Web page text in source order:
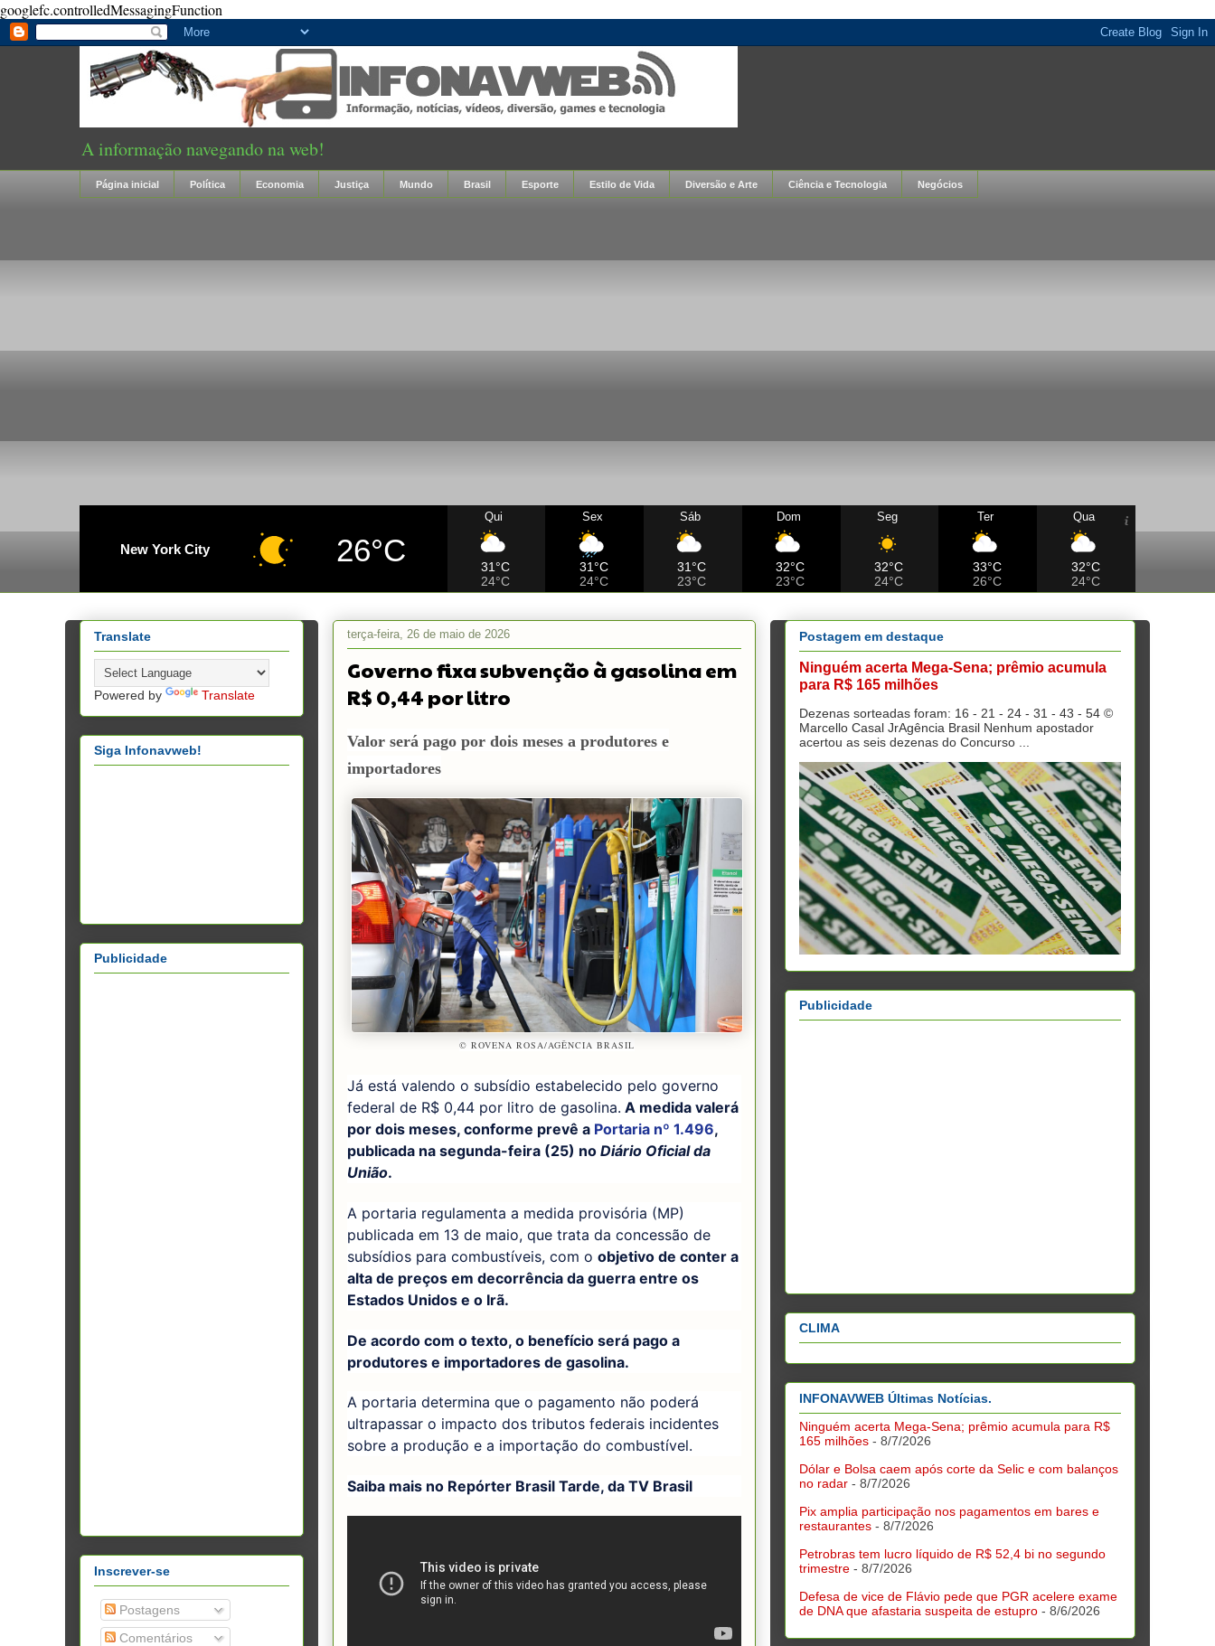
googlefc.controlledMessagingFunction
A informação navegando na web!
Página inicial Política Economia Justiça Mundo Brasil Esporte Estilo de Vida Diversão e Arte Ciência e Tecnologia Negócios
New York City 26°C
Qui
31°C
24°C
Sex
31°C
24°C
Sáb
31°C
23°C
Dom
32°C
23°C
Seg
32°C
24°C
Ter
33°C
26°C
Qua
32°C
24°C
terça-feira, 26 de maio de 2026
Governo fixa subvenção à gasolina em
R$ 0,44 por litro
Valor será pago por dois meses a produtores e
importadores
© ROVENA ROSA/AGÊNCIA BRASIL
Já está valendo o subsídio estabelecido pelo governo
federal de R$ 0,44 por litro de gasolina. A medida valerá
por dois meses, conforme prevê a Portaria nº 1.496,
publicada na segunda-feira (25) no Diário Oficial da
União.
A portaria regulamenta a medida provisória (MP)
publicada em 13 de maio, que trata da concessão de
subsídios para combustíveis, com o objetivo de conter a
alta de preços em decorrência da guerra entre os
Estados Unidos e o Irã.
De acordo com o texto, o benefício será pago a
produtores e importadores de gasolina.
A portaria determina que o pagamento não poderá
ultrapassar o impacto dos tributos federais incidentes
sobre a produção e a importação do combustível.
Saiba mais no Repórter Brasil Tarde, da TV Brasil
Translate
Powered by Translate
Siga Infonavweb!
Publicidade
Inscrever-se
Postagens
Comentários
Postagem em destaque
Ninguém acerta Mega-Sena; prêmio acumula
para R$ 165 milhões
Dezenas sorteadas foram: 16 - 21 - 24 - 31 - 43 - 54 ©
Marcello Casal JrAgência Brasil Nenhum apostador
acertou as seis dezenas do Concurso ...
Publicidade
CLIMA
INFONAVWEB Últimas Notícias.
Ninguém acerta Mega-Sena; prêmio acumula para R$
165 milhões - 8/7/2026
Dólar e Bolsa caem após corte da Selic e com balanços
no radar - 8/7/2026
Pix amplia participação nos pagamentos em bares e
restaurantes - 8/7/2026
Petrobras tem lucro líquido de R$ 52,4 bi no segundo
trimestre - 8/7/2026
Defesa de vice de Flávio pede que PGR acelere exame
de DNA que afastaria suspeita de estupro - 8/6/2026